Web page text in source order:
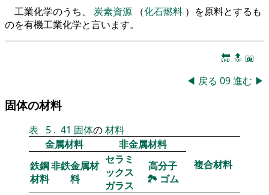
工業化学のうち、 炭素資源 （化石燃料 ）を原料とするも
のを有機工業化学と言います。
🔚 🔝 📖
◀ 戻る 09進む ▶
固体の材料
表 5 . 41 固体の材料
金属材料
非金属材料
複合材料
鉄鋼
材料
非鉄金属材
料
セラミ
ックス
ガラス
高分子
🏞 ゴム